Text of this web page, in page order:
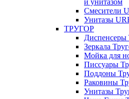
и унитазом
Смесители
Унитазы
ТРУГОР
Диспенсеры
Зеркала
Мойка для
Писсуары
Поддоны
Раковины
Унитазы